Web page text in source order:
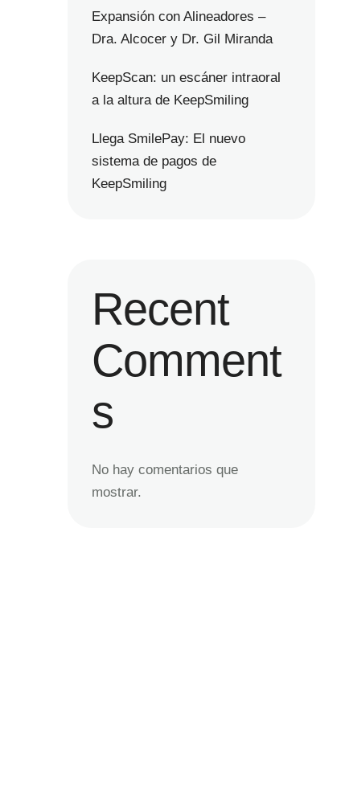
Expansión con Alineadores –
Dra. Alcocer y Dr. Gil Miranda
KeepScan: un escáner intraoral
a la altura de KeepSmiling
Llega SmilePay: El nuevo
sistema de pagos de
KeepSmiling
Recent
Comment
s
No hay comentarios que
mostrar.